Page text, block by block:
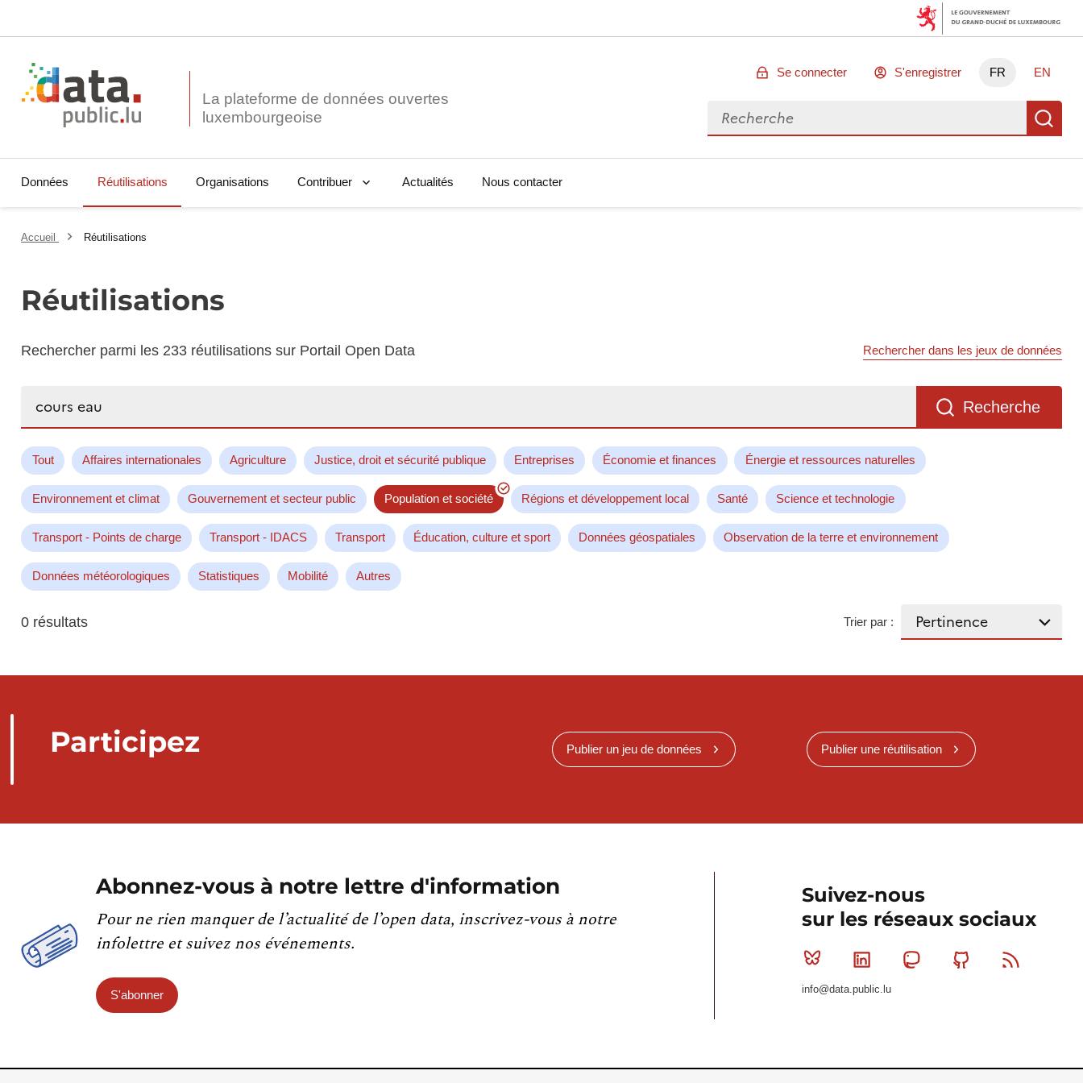
La plateforme de données ouvertes
Se connecter S'enregistrer FR EN
Rechercher des données
Données Réutilisations Organisations Contribuer Actualités Nous contacter
Accueil Réutilisations
Réutilisations
Rechercher parmi les 233 réutilisations sur Portail Open Data Rechercher dans les jeux de données
Recherche
Tout Affaires internationales Agriculture Justice, droit et sécurité publique Entreprises Économie et finances Énergie et ressources naturelles
Environnement et climat Gouvernement et secteur public Population et société Régions et développement local Santé Science et technologie
Transport - Points de charge Transport - IDACS Transport Éducation, culture et sport Données géospatiales Observation de la terre et environnement
Données météorologiques Statistiques Mobilité Autres
0 résultats Trier par :
Participez Publier un jeu de données Publier une réutilisation
Abonnez-vous à notre lettre d'information
Pour ne rien manquer de l’actualité de l’open data, inscrivez-vous à notre
infolettre et suivez nos événements.
S'abonner
Suivez-nous
sur les réseaux sociaux
Bluesky Linkedin MastodonGithub
info@data.public.lu